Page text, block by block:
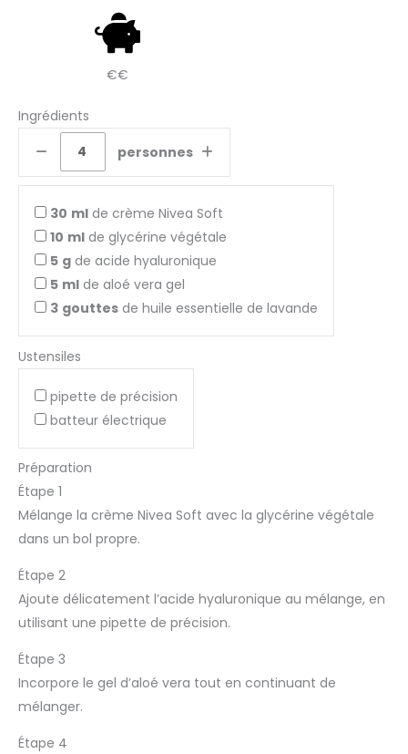
€€
Ingrédients
personnes
30 ml de crème Nivea Soft
10 ml de glycérine végétale
5 g de acide hyaluronique
5 ml de aloé vera gel
3 gouttes de huile essentielle de lavande
Ustensiles
pipette de précision
batteur électrique
Préparation
Étape 1
Mélange la crème Nivea Soft avec la glycérine végétale
dans un bol propre.
Étape 2
Ajoute délicatement l’acide hyaluronique au mélange, en
utilisant une pipette de précision.
Étape 3
Incorpore le gel d’aloé vera tout en continuant de
mélanger.
Étape 4